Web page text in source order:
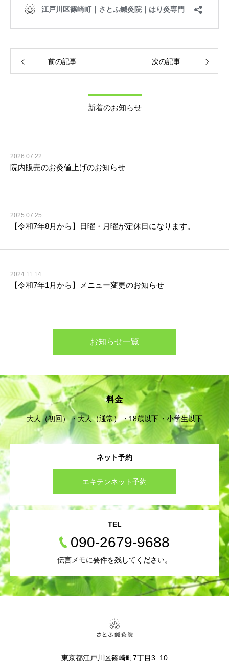
前の記事 次の記事
新着のお知らせ
2026.07.22
院内販売のお灸値上げのお知らせ
2025.07.25
【令和7年8月から】日曜・月曜が定休日になります。
2024.11.14
【令和7年1月から】メニュー変更のお知らせ
お知らせ一覧
料金
大人（初回） 大人（通常） 18歳以下 小学生以下
ネット予約
エキテンネット予約
TEL
090-2679-9688
伝言メモに要件を残してください。
東京都江戸川区篠崎町7丁目3−10